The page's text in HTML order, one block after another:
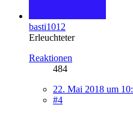
basti1012
Erleuchteter
Reaktionen
484
22. Mai 2018 um
#4